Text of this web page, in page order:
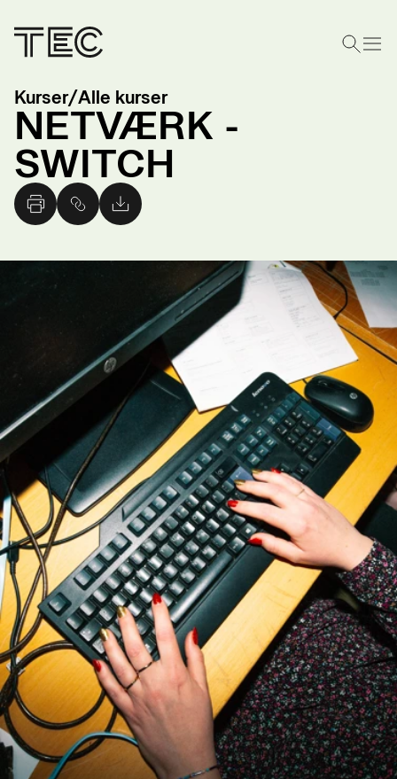
Kurser/Alle kurser
NETVÆRK -
SWITCH